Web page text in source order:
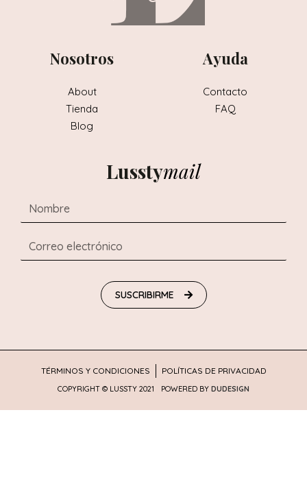
Lusstymail
SUSCRIBIRME
Nosotros
About
Tienda
Blog
Ayuda
Contacto
FAQ
COPYRIGHT © LUSSTY 2021
TÉRMINOS Y CONDICIONES POLÍTICAS DE PRIVACIDAD
POWERED BY DUDESIGN